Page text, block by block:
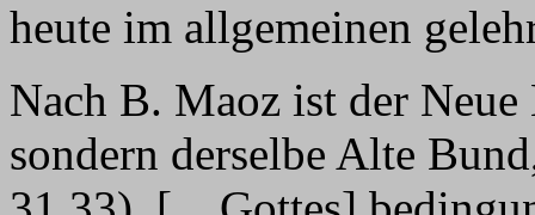
heute im allgemeinen
Nach B. Maoz ist der
sondern derselbe Alte